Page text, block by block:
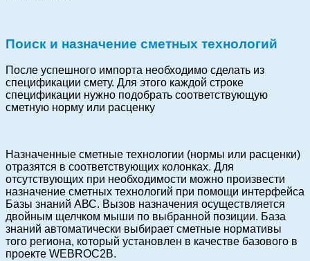
Поиск и назначение сметных технологий
После успешного импорта необходимо сделать из
спецификации смету. Для этого каждой строке
спецификации нужно подобрать соответствующую
сметную норму или расценку
Назначенные сметные технологии (нормы или расценки)
отразятся в соответствующих колонках. Для
отсутствующих при необходимости можно произвести
назначение сметных технологий при помощи интерфейса
Базы знаний АВС. Вызов назначения осуществляется
двойным щелчком мыши по выбранной позиции. База
знаний автоматически выбирает сметные нормативы
того региона, который установлен в качестве базового в
проекте WEBROC2B.